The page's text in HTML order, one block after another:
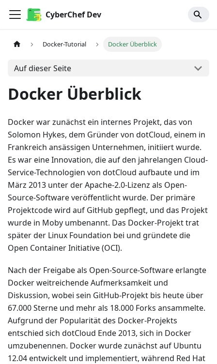
CyberChef Dev
Docker-Tutorial Docker Überblick
Auf dieser Seite
Docker Überblick
Docker war zunächst ein internes Projekt, das von
Solomon Hykes, dem Gründer von dotCloud, einem in
Frankreich ansässigen Unternehmen, initiiert wurde.
Es war eine Innovation, die auf den jahrelangen Cloud-
Service-Technologien von dotCloud aufbaute und im
März 2013 unter der Apache-2.0-Lizenz als Open-
Source-Software veröffentlicht wurde. Der primäre
Projektcode wird auf GitHub gepflegt, und das Projekt
wurde in Moby umbenannt. Das Docker-Projekt trat
später der Linux Foundation bei und gründete die
Open Container Initiative (OCI).
Nach der Freigabe als Open-Source-Software erlangte
Docker weitreichende Aufmerksamkeit und
Diskussion, wobei sein GitHub-Projekt bis heute über
67.000 Sterne und mehr als 18.000 Forks ansammelte.
Aufgrund der Popularität des Docker-Projekts
entschied sich dotCloud Ende 2013, sich in Docker
umzubenennen. Docker wurde zunächst auf Ubuntu
12.04 entwickelt und implementiert, während Red Hat